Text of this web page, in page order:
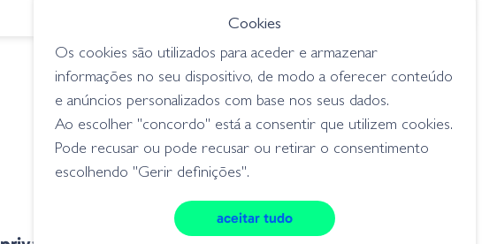
Cookies
Os cookies são utilizados para aceder e armazenar
informações no seu dispositivo, de modo a oferecer conteúdo
e anúncios personalizados com base nos seus dados.
Ao escolher "concordo" está a consentir que utilizem cookies.
Pode recusar ou pode recusar ou retirar o consentimento
escolhendo "Gerir definições".
aceitar tudo